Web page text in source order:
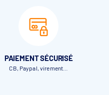
PAIEMENT SÉCURISÉ
CB, Paypal, virement…